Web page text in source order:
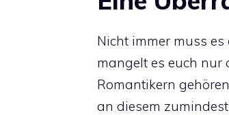
Nicht immer muss
mangelt es euch nur
Romantikern
an diesem